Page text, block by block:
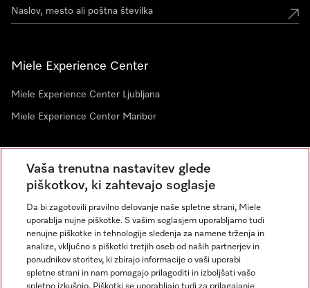
Miele Experience Center
Miele Experience Center Ljubljana
Miele Experience Center Maribor
Novice
Vaša trenutna nastavitev glede
piškotkov, ki zahtevajo soglasje
Da bi zagotovili pravilno delovanje naše spletne strani, Miele
uporablja nujne piškotke. S vašim soglasjem uporabljamo tudi
nenujne piškotke in tehnologije sledenja za namene trženja in
analize, vključno s piškotki tretjih oseb od naših partnerjev in
ponudnikov storitev, ki zbirajo informacije o vaši uporabi
spletne strani in nam pomagajo prilagoditi in izboljšati vašo